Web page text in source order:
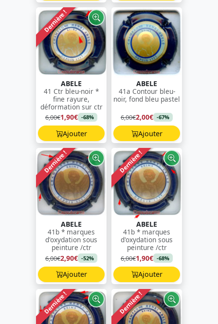
Dernière !
ABELE
41 Ctr bleu-noir *
fine rayure,
déformation sur ctr
6,00€1,90€ -68%
Ajouter
ABELE
41a Contour bleu-
noir, fond bleu pastel
6,00€2,00€ -67%
Ajouter
Dernière !
ABELE
41b * marques
d'oxydation sous
peinture /ctr
6,00€2,90€ -52%
Ajouter
Dernière !
ABELE
41b * marques
d'oxydation sous
peinture /ctr
6,00€1,90€ -68%
Ajouter
Dernière ! Dernière !